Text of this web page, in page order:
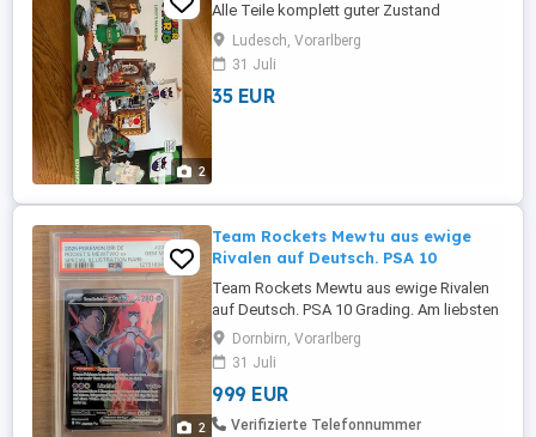
2
Alle Teile komplett guter Zustand
Ludesch, Vorarlberg
31 Juli
35 EUR
2
Team Rockets Mewtu aus ewige
Rivalen auf Deutsch. PSA 10
Team Rockets Mewtu aus ewige Rivalen
auf Deutsch. PSA 10 Grading. Am liebsten
Abholung, Versand möglich. Dri231. 999
VB. Deutlich unter niedrigsten Preis bei
CM, eBay Kleinanzeigen, usw.
Dornbirn, Vorarlberg
31 Juli
999 EUR
Verifizierte Telefonnummer